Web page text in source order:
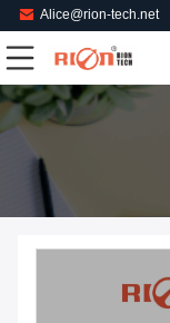
Alice@rion-tech.net